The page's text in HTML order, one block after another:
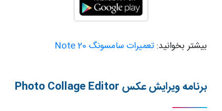
بیشتر بخوانید: تعمیرات سامسونگ Note 20
برنامه ویرایش عکس Photo Collage Editor